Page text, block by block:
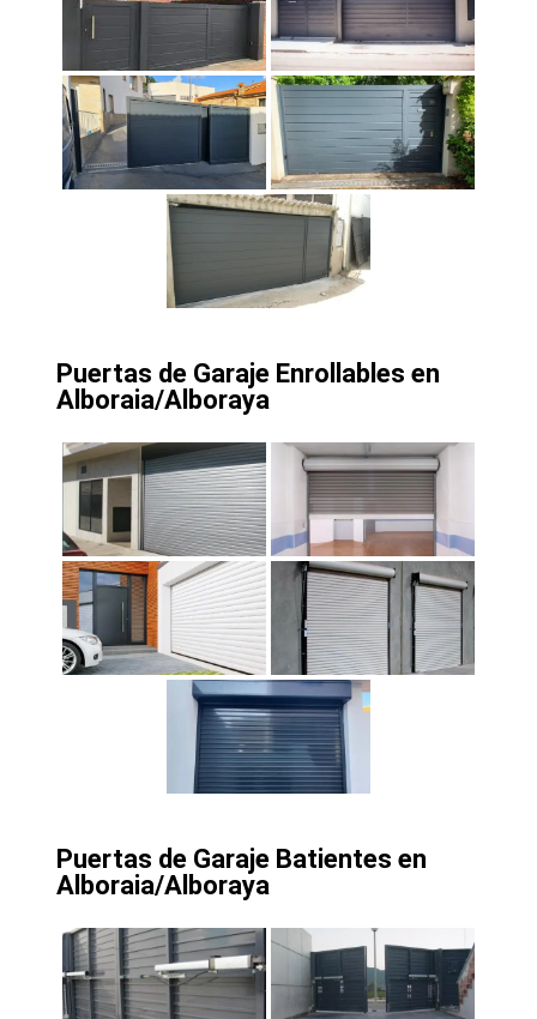
Puertas de Garaje Enrollables en
Alboraia/Alboraya
Puertas de Garaje Batientes en
Alboraia/Alboraya